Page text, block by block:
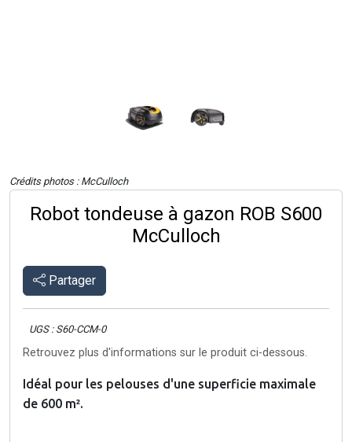
Crédits photos : McCulloch
Robot tondeuse à gazon ROB S600
McCulloch
Partager
UGS : S60-CCM-0
Retrouvez plus d'informations sur le produit ci-dessous.
Idéal pour les pelouses d'une superficie maximale
de 600 m².